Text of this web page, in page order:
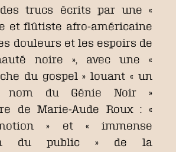
trucs écrits par une «
et flûtiste afro-américaine
douleurs et les espoirs de
noire », avec une «
du gospel » louant « un
nom du Génie Noir »
de Marie-Aude Roux : «
» et « immense
du public » de la